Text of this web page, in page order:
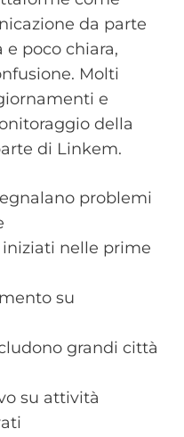
da parte
e poco chiara,
Molti
e
della
di Linkem.
problemi
nelle prime
su
grandi città
su attività